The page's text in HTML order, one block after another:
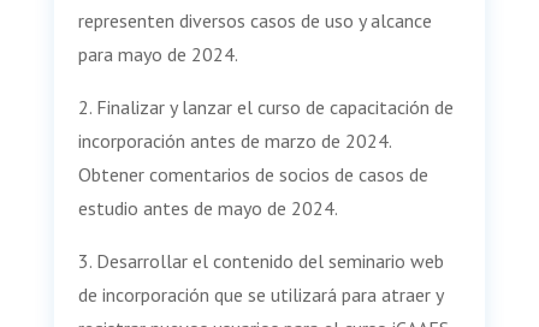
representen diversos casos de uso y alcance
para mayo de 2024.
2. Finalizar y lanzar el curso de capacitación de
incorporación antes de marzo de 2024.
Obtener comentarios de socios de casos de
estudio antes de mayo de 2024.
3. Desarrollar el contenido del seminario web
de incorporación que se utilizará para atraer y